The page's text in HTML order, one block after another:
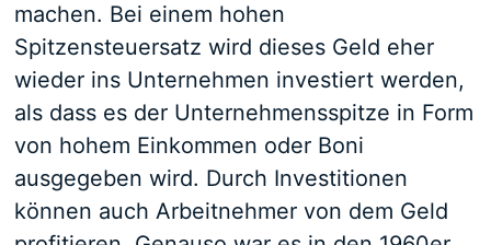
machen. Bei einem hohen
Spitzensteuersatz wird dieses Geld eher
wieder ins Unternehmen investiert werden,
als dass es der Unternehmensspitze in Form
von hohem Einkommen oder Boni
ausgegeben wird. Durch Investitionen
können auch Arbeitnehmer von dem Geld